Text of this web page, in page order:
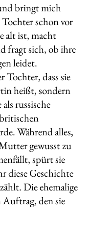
bringt mich
schon vor
alt ist, macht
fragt sich, ob ihre
leidet.
Tochter, dass sie
heißt, sondern
russische
Während alles,
gewusst zu
spürt sie
diese Geschichte
Die ehemalige
den sie